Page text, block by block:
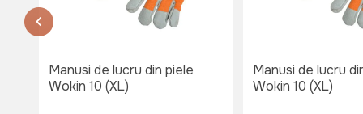
Disponibil
Lu-Vi: 08:00-18:00
Si: 08:00 - 15:00
Manusi de lucru din piele
Wokin 10 (XL)
Manusi de lucru
Wokin 10 (XL)